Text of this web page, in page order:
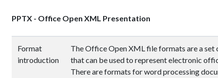
PPTX - Office Open XML Presentation
Format
introduction
The Office Open XML file formats are a
that can be used to represent electronic
There are formats for word processing